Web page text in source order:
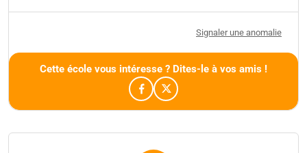
Signaler une anomalie
Cette école vous intéresse ? Dites-le à vos amis !